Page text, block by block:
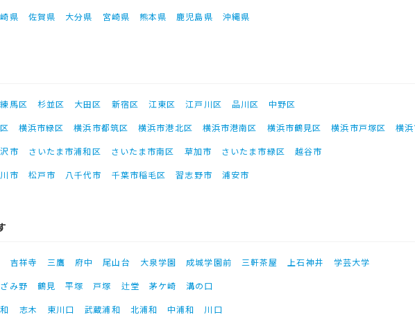
県 佐賀県 大分県 宮崎県 熊本県 鹿児島県 沖縄県
練馬区 杉並区 大田区 新宿区 江東区 江戸川区 品川区
中野区
横浜市緑区 横浜市都筑区 横浜市港北区 横浜市港南区 横浜市鶴見区 横浜市戸塚区
横
市 さいたま市浦和区 さいたま市南区 草加市 さいたま市緑区
越谷市
市 松戸市 八千代市 千葉市稲毛区 習志野市 浦安市
吉祥寺 三鷹 府中 尾山台 大泉学園 成城学園前 三軒茶屋 上石神井
学芸大学
み野 鶴見 平塚 戸塚 辻堂 茅ケ崎
溝の口
志木 東川口 武蔵浦和 北浦和 中浦和
川口